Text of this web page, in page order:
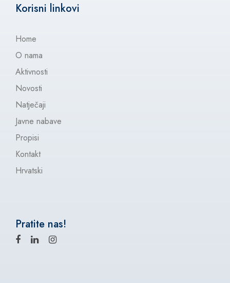
Korisni linkovi
Home
O nama
Aktivnosti
Novosti
Natječaji
Javne nabave
Propisi
Kontakt
Hrvatski
Pratite nas!